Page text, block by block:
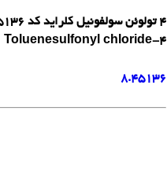
4 تولوئن سولفونیل کلراید کد 845136 مرک
4-Toluenesulfonyl chloride
8.45136